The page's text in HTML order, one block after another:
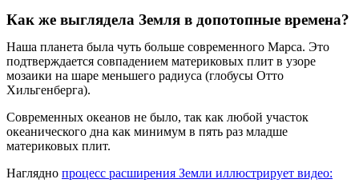
Как же выглядела Земля в допотопные времена?
Наша планета была чуть больше современного Марса. Это
подтверждается совпадением материковых плит в узоре
мозаики на шаре меньшего радиуса (глобусы Отто
Хильгенберга).
Современных океанов не было, так как любой участок
океанического дна как минимум в пять раз младше
материковых плит.
Наглядно процесс расширения Земли иллюстрирует видео: